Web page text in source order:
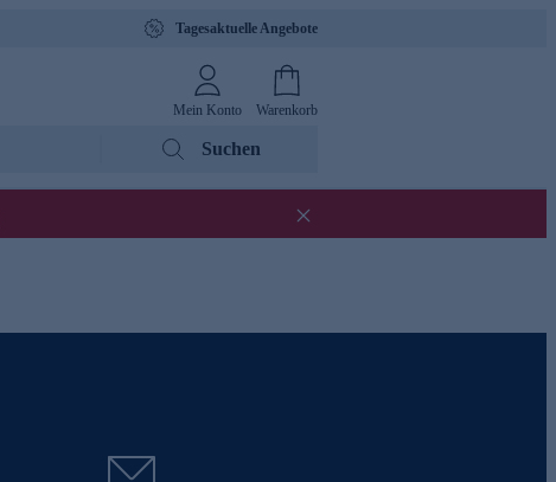
Tagesaktuelle Angebote
Mein Konto Warenkorb
Suchen